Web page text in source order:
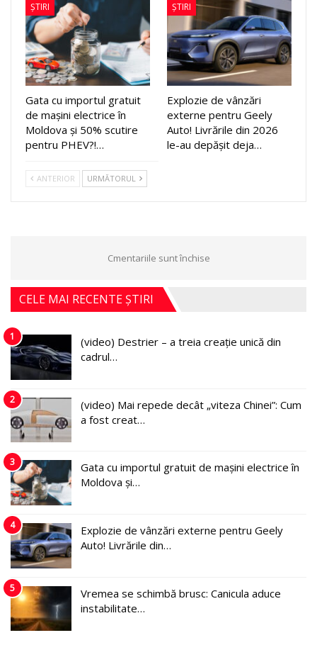
ȘTIRI
Gata cu importul gratuit
de mașini electrice în
Moldova și 50% scutire
pentru PHEV?!…
ȘTIRI
Explozie de vânzări
externe pentru Geely
Auto! Livrările din 2026
le-au depășit deja…
ANTERIOR URMĂTORUL
Cmentariile sunt închise
CELE MAI RECENTE ȘTIRI
1
(video) Destrier – a treia creație unică din
cadrul…
2
(video) Mai repede decât „viteza Chinei”: Cum
a fost creat…
3
Gata cu importul gratuit de mașini electrice în
Moldova și…
4
Explozie de vânzări externe pentru Geely
Auto! Livrările din…
5
Vremea se schimbă brusc: Canicula aduce
instabilitate…